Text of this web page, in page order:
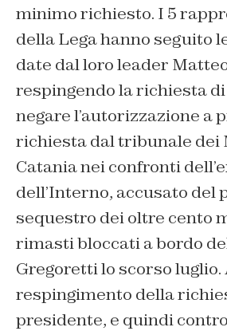
minimo richiesto. I 5
della Lega hanno seguito
date dal loro leader
respingendo la richiesta
negare l’autorizzazione a
richiesta dal tribunale dei
Catania nei confronti
dell’Interno, accusato del
sequestro dei oltre cento
rimasti bloccati a bordo
Gregoretti lo scorso luglio.
respingimento della
presidente, e quindi contro